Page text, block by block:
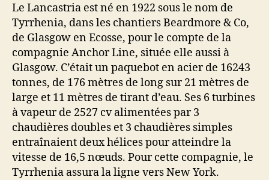
Le Lancastria est né en 1922 sous le nom de
Tyrrhenia, dans les chantiers Beardmore & Co,
de Glasgow en Ecosse, pour le compte de la
compagnie Anchor Line, située elle aussi à
Glasgow. C’était un paquebot en acier de 16243
tonnes, de 176 mètres de long sur 21 mètres de
large et 11 mètres de tirant d’eau. Ses 6 turbines
à vapeur de 2527 cv alimentées par 3
chaudières doubles et 3 chaudières simples
entraînaient deux hélices pour atteindre la
vitesse de 16,5 nœuds. Pour cette compagnie, le
Tyrrhenia assura la ligne vers New York.